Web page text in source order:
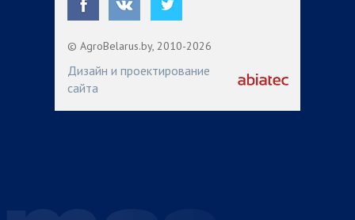
© AgroBelarus.by, 2010-2026
Дизайн и проектирование
сайта